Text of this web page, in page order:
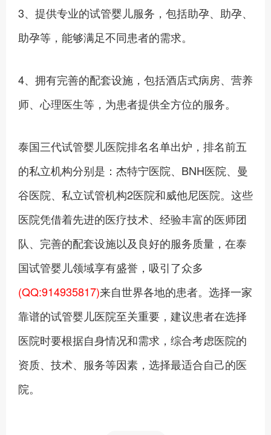
3、提供专业的试管婴儿服务，包括助孕、助孕、
助孕等，能够满足不同患者的需求。
4、拥有完善的配套设施，包括酒店式病房、营养
师、心理医生等，为患者提供全方位的服务。‍
泰国三代试管婴儿医院排名名单出炉，排名前五
的私立机构分别是：杰特宁医院、BNH医院、曼
谷医院、私立试管机构2医院和威他尼医院。这些
医院凭借着先进的医疗技术、经验丰富的医师团
队、完善的配套设施以及良好的服务质量，在泰
国试管婴儿领域享有盛誉，吸引了众多
(QQ:914935817)来自世界各地的患者。选择一家
靠谱的试管婴儿医院至关重要，建议患者在选择
医院时要根据自身情况和需求，综合考虑医院的
资质、技术、服务等因素，选择最适合自己的医
院。